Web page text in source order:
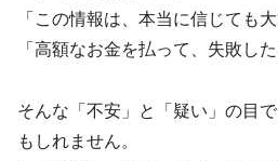
「この情報は、本当に信じても大
「高額なお金を払って、失敗し
そんな「不安」と「疑い」の目
もしれません。